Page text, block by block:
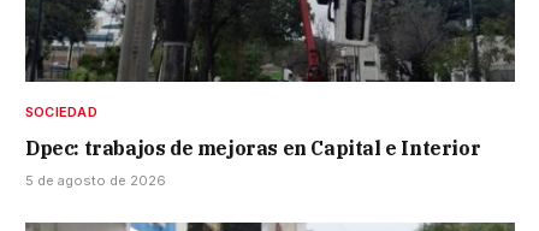
SOCIEDAD
Dpec: trabajos de mejoras en Capital e Interior
5 de agosto de 2026